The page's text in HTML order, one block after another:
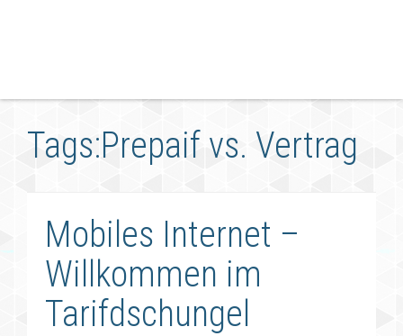
Tags:Prepaif vs. Vertrag
Mobiles Internet –
Willkommen im
Tarifdschungel